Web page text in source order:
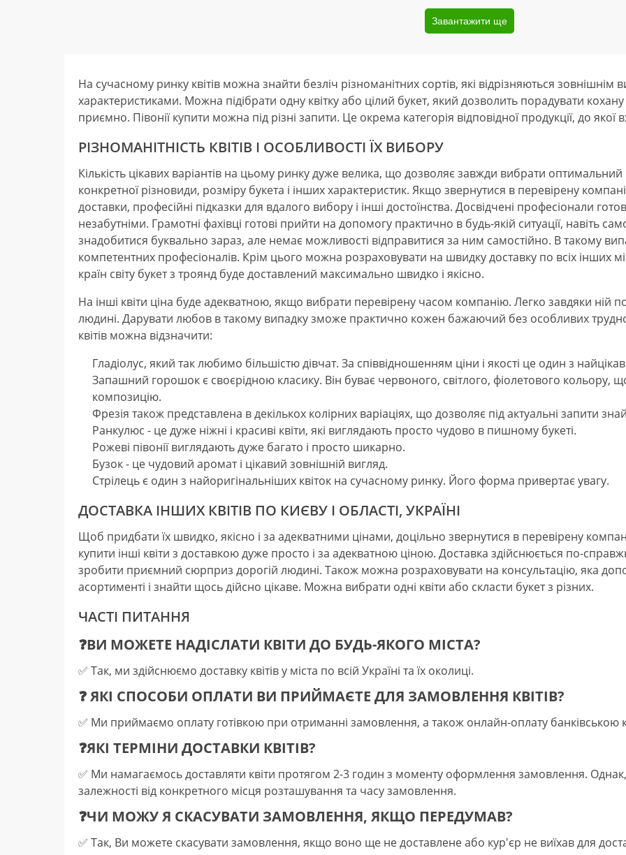
Завантажити ще
На сучасному ринку квітів можна знайти безліч різноманітних сортів, які відрізняються
характеристиками. Можна підібрати одну квітку або цілий букет, який дозволить порадувати
приємно. Півонії купити можна під різні запити. Це окрема категорія відповідної продукції, до якої
РІЗНОМАНІТНІСТЬ КВІТІВ І ОСОБЛИВОСТІ ЇХ ВИБОРУ
Кількість цікавих варіантів на цьому ринку дуже велика, що дозволяє завжди вибрати оптимальний
конкретної різновиди, розміру букета і інших характеристик. Якщо звернутися в перевірену
доставки, професійні підказки для вдалого вибору і інші достоїнства. Досвідчені професіонали
незабутніми. Грамотні фахівці готові прийти на допомогу практично в будь-якій ситуації, навіть
знадобитися буквально зараз, але немає можливості відправитися за ним самостійно. В такому
компетентних професіоналів. Крім цього можна розраховувати на швидку доставку по всіх інших
країн світу букет з троянд буде доставлений максимально швидко і якісно.
На інші квіти ціна буде адекватною, якщо вибрати перевірену часом компанію. Легко завдяки ній
людині. Дарувати любов в такому випадку зможе практично кожен бажаючий без особливих
квітів можна відзначити:
Гладіолус, який так любимо більшістю дівчат. За співвідношенням ціни і якості це один з
Запашний горошок є своєрідною класику. Він буває червоного, світлого, фіолетового кольору,
композицію.
Фрезія також представлена в декількох колірних варіаціях, що дозволяє під актуальні запити
Ранкулюс - це дуже ніжні і красиві квіти, які виглядають просто чудово в пишному букеті.
Рожеві півонії виглядають дуже багато і просто шикарно.
Бузок - це чудовий аромат і цікавий зовнішній вигляд.
Стрілець є один з найоригінальніших квіток на сучасному ринку. Його форма привертає увагу.
ДОСТАВКА ІНШИХ КВІТІВ ПО КИЄВУ І ОБЛАСТІ, УКРАЇНІ
Щоб придбати їх швидко, якісно і за адекватними цінами, доцільно звернутися в перевірену
купити інші квіти з доставкою дуже просто і за адекватною ціною. Доставка здійснюється по-
зробити приємний сюрприз дорогій людині. Також можна розраховувати на консультацію, яка
асортименті і знайти щось дійсно цікаве. Можна вибрати одні квіти або скласти букет з різних.
ЧАСТІ ПИТАННЯ
❓ВИ МОЖЕТЕ НАДІСЛАТИ КВІТИ ДО БУДЬ-ЯКОГО МІСТА?
✅️ Так, ми здійснюємо доставку квітів у міста по всій Україні та їх околиці.
❓ ЯКІ СПОСОБИ ОПЛАТИ ВИ ПРИЙМАЄТЕ ДЛЯ ЗАМОВЛЕННЯ КВІТІВ?
✅️ Ми приймаємо оплату готівкою при отриманні замовлення, а також онлайн-оплату банківською
❓ЯКІ ТЕРМІНИ ДОСТАВКИ КВІТІВ?
✅️ Ми намагаємось доставляти квіти протягом 2-3 годин з моменту оформлення замовлення.
залежності від конкретного місця розташування та часу замовлення.
❓ЧИ МОЖУ Я СКАСУВАТИ ЗАМОВЛЕННЯ, ЯКЩО ПЕРЕДУМАВ?
✅️ Так, Ви можете скасувати замовлення, якщо воно ще не доставлене або кур'єр не виїхав для